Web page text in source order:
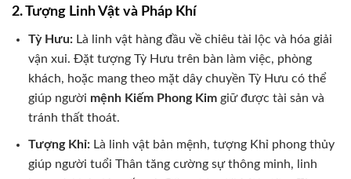
2. Tượng Linh Vật và Pháp Khí
Tỳ Hưu:Là linh vật hàng đầu về chiêu tài lộc và hóa giải
vận xui. Đặt tượng Tỳ Hưu trên bàn làm việc, phòng
khách, hoặc mang theo mặt dây chuyền Tỳ Hưu có thể
giúp người mệnh Kiếm Phong Kimgiữ được tài sản và
tránh thất thoát.
Tượng Khỉ:Là linh vật bản mệnh, tượng Khỉ phong thủy
giúp người tuổi Thân tăng cường sự thông minh, linh